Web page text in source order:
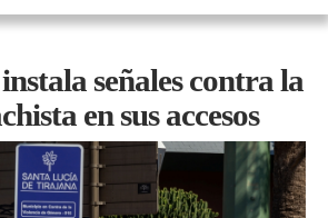
señales contra la
en sus accesos